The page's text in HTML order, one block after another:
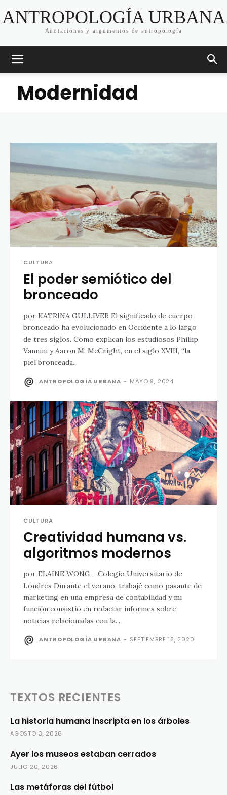
ANTROPOLOGÍA URBANA
Anotaciones y argumentos de antropología
Modernidad
CULTURA
El poder semiótico del
bronceado
por KATRINA GULLIVER El significado de cuerpo
bronceado ha evolucionado en Occidente a lo largo
de tres siglos. Como explican los estudiosos Phillip
Vannini y Aaron M. McCright, en el siglo XVIII, “la
piel bronceada...
ANTROPOLOGÍA URBANA - MAYO 9, 2024
CULTURA
Creatividad humana vs.
algoritmos modernos
por ELAINE WONG - Colegio Universitario de
Londres Durante el verano, trabajé como pasante de
marketing en una empresa de contabilidad y mi
función consistió en redactar informes sobre
noticias relacionadas con la...
ANTROPOLOGÍA URBANA - SEPTIEMBRE 18, 2020
TEXTOS RECIENTES
La historia humana inscripta en los árboles
AGOSTO 3, 2026
Ayer los museos estaban cerrados
JULIO 20, 2026
Las metáforas del fútbol